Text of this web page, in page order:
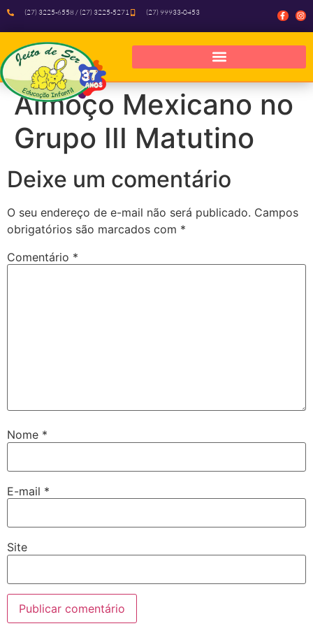
(27) 3225-6558 / (27) 3225-5271 (27) 99933-0453
Almoço Mexicano no
Grupo III Matutino
Deixe um comentário
O seu endereço de e-mail não será publicado. Campos
obrigatórios são marcados com *
Comentário *
Nome *
E-mail *
Site